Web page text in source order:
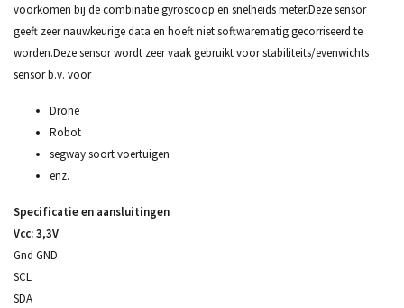
voorkomen bij de combinatie gyroscoop en snelheids meter.Deze sensor
geeft zeer nauwkeurige data en hoeft niet softwarematig gecorriseerd te
worden.Deze sensor wordt zeer vaak gebruikt voor stabiliteits/evenwichts
sensor b.v. voor
Drone
Robot
segway soort voertuigen
enz.
Specificatie en aansluitingen
Vcc: 3,3V
Gnd GND
SCL
SDA